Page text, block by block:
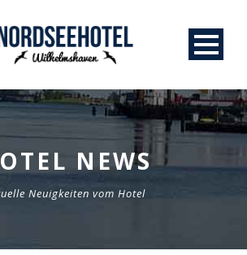
NEWS
Neuigkeiten vom Hotel